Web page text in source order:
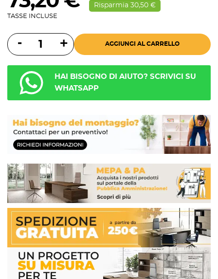
Risparmia 30,50 €
TASSE INCLUSE
AGGIUNGI AL CARRELLO
HAI BISOGNO DI AIUTO? SCRIVICI SU
WHATSAPP